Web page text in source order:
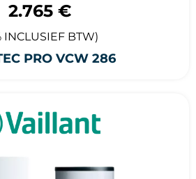
2.765 €
INCLUSIEF BTW)
PRO VCW 286